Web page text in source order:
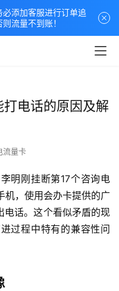
电话的原因及解
流量卡
明刚挂断第17个咨询电
，使用会办卡提供的广
电话。这个看似矛盾的现
过程中特有的兼容性问
添加客服进行订单追
流量不到账！